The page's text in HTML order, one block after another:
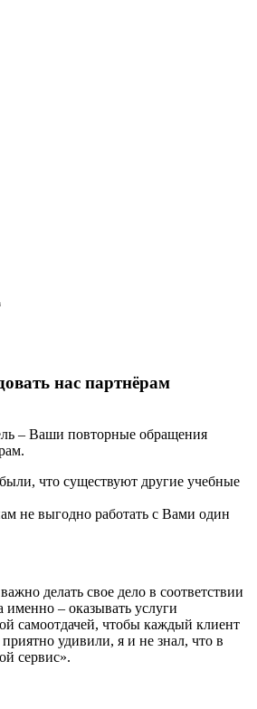
нас партнёрам
– Ваши повторные обращения
что существуют другие учебные
не выгодно работать с Вами один
делать свое дело в соответствии
именно – оказывать услуги
самоотдачей, чтобы каждый клиент
приятно удивили, я и не знал, что в
сервис».